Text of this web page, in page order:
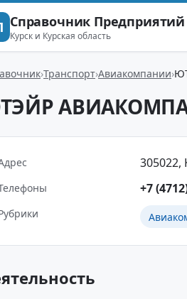
Справочник Предприятий
Курск и Курская область
Транспорт Авиакомпании
305022,
+7